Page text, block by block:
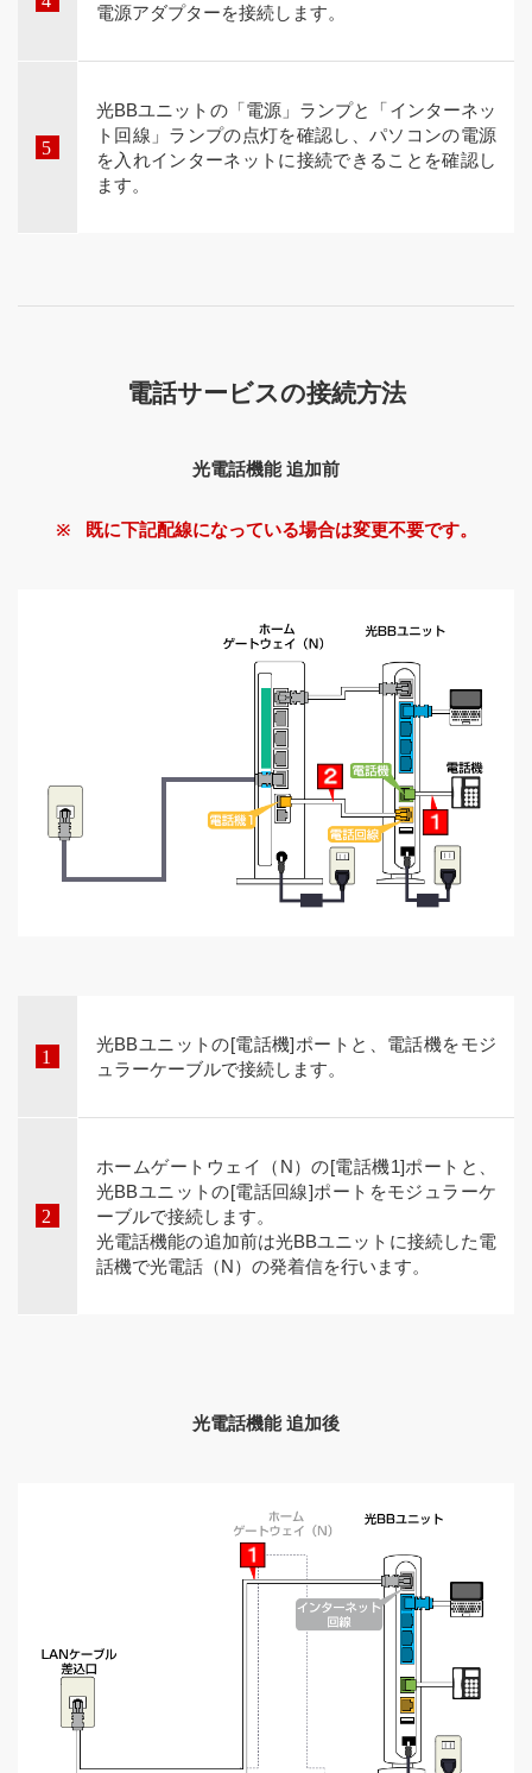
電源アダプターを接続します。
光BBユニットの「電源」ランプと「インターネッ
ト回線」ランプの点灯を確認し、パソコンの電源
を入れインターネットに接続できることを確認し
ます。
電話サービスの接続方法
光電話機能 追加前
既に下記配線になっている場合は変更不要です。
光BBユニットの[電話機]ポートと、電話機をモジ
ュラーケーブルで接続します。
ホームゲートウェイ（N）の[電話機1]ポートと、
光BBユニットの[電話回線]ポートをモジュラーケ
ーブルで接続します。
光電話機能の追加前は光BBユニットに接続した電
話機で光電話（N）の発着信を行います。
光電話機能 追加後